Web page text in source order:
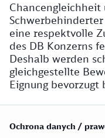
eine respektvolle
des DB Konzerns
Deshalb werden
gleichgestellte
Eignung bevorzugt
Ochrona danych /